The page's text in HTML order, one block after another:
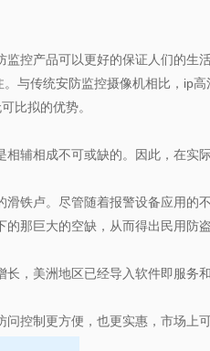
产品可以更好的保证人们的生
与传统安防监控摄像机相比，ip
比拟的优势。
辅相成不可或缺的。因此，在实
铁卢。尽管随着报警设备应用的
那巨大的空缺，从而得出民用防盗
，美洲地区已经导入软件即服务
制更方便，也更实惠，市场上可